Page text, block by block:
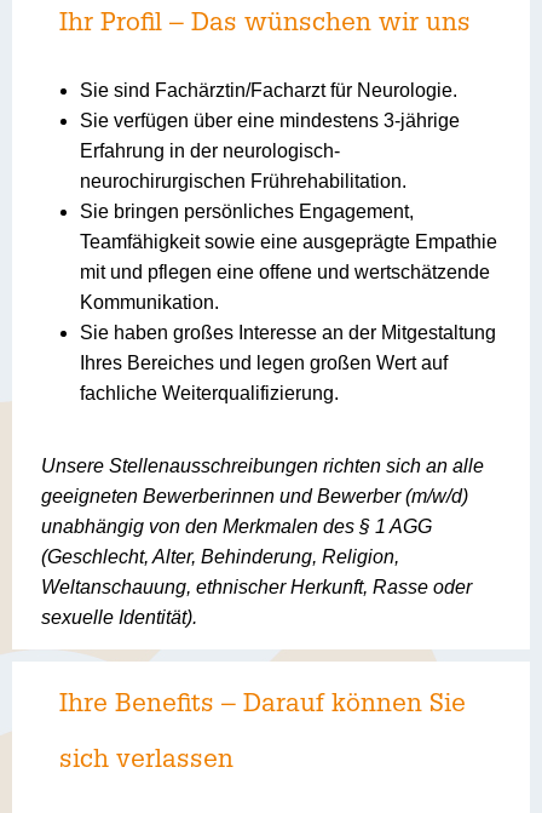
Ihr Profil – Das wünschen wir uns
Sie sind Fachärztin/Facharzt für Neurologie.
Sie verfügen über eine mindestens 3-jährige
Erfahrung in der neurologisch-
neurochirurgischen Frührehabilitation.
Sie bringen persönliches Engagement,
Teamfähigkeit sowie eine ausgeprägte Empathie
mit und pflegen eine offene und wertschätzende
Kommunikation.
Sie haben großes Interesse an der Mitgestaltung
Ihres Bereiches und legen großen Wert auf
fachliche Weiterqualifizierung.
Unsere Stellenausschreibungen richten sich an alle
geeigneten Bewerberinnen und Bewerber (m/w/d)
unabhängig von den Merkmalen des § 1 AGG
(Geschlecht, Alter, Behinderung, Religion,
Weltanschauung, ethnischer Herkunft, Rasse oder
sexuelle Identität).
Ihre Benefits – Darauf können Sie
sich verlassen